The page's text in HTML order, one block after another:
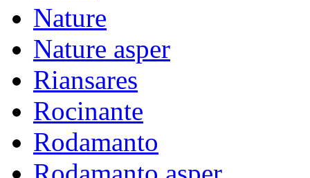
Nature
Nature asper
Riansares
Rocinante
Rodamanto